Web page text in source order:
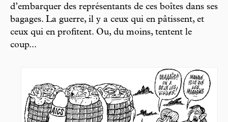
d’embarquer des représentants de ces boîtes dans ses
bagages. La guerre, il y a ceux qui en pâtissent, et
ceux qui en profitent. Ou, du moins, tentent le
coup...